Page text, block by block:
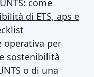
come
di ETS, aps e
operativa per
sostenibilità
o di una